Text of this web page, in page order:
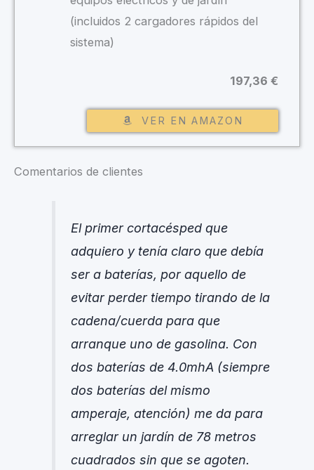
(incluidos 2 cargadores rápidos del
sistema)
197,36 €
VER EN AMAZON
Comentarios de clientes
El primer cortacésped que
adquiero y tenía claro que debía
ser a baterías, por aquello de
evitar perder tiempo tirando de la
cadena/cuerda para que
arranque uno de gasolina. Con
dos baterías de 4.0mhA (siempre
dos baterías del mismo
amperaje, atención) me da para
arreglar un jardín de 78 metros
cuadrados sin que se agoten.